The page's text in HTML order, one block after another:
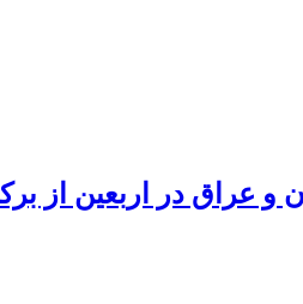
و عراق در اربعین از